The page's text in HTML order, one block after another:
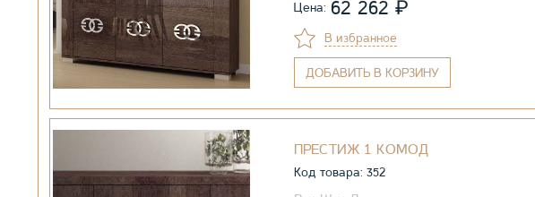
Цена: 62 262 ₽
В избранное
ДОБАВИТЬ В КОРЗИНУ
ПРЕСТИЖ 1 КОМОД
Код товара: 352